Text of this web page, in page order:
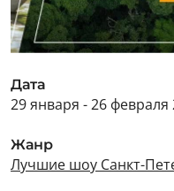
Дата
29 января - 26 февраля
Жанр
Лучшие шоу Санкт-